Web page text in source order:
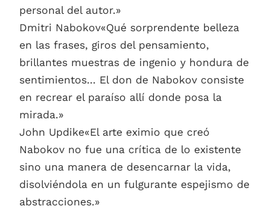
personal del autor.»
Dmitri Nabokov«Qué sorprendente belleza
en las frases, giros del pensamiento,
brillantes muestras de ingenio y hondura de
sentimientos... El don de Nabokov consiste
en recrear el paraíso allí donde posa la
mirada.»
John Updike«El arte eximio que creó
Nabokov no fue una crítica de lo existente
sino una manera de desencarnar la vida,
disolviéndola en un fulgurante espejismo de
abstracciones.»